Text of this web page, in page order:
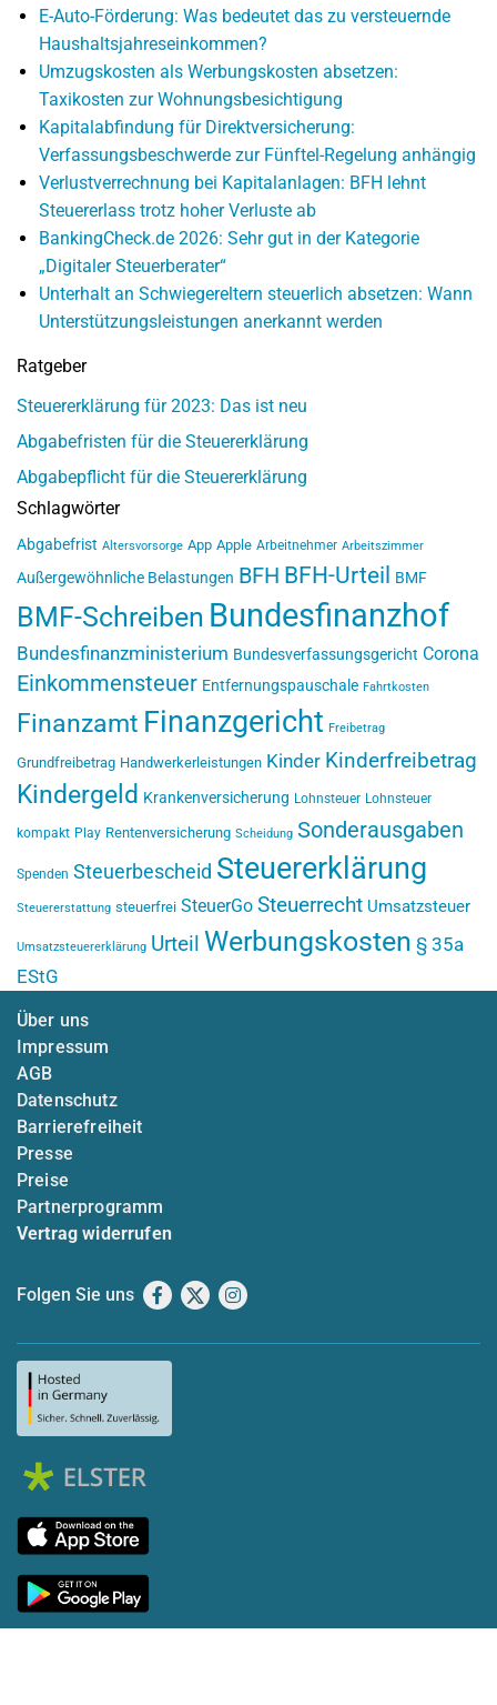
E-Auto-Förderung: Was bedeutet das zu versteuernde
Haushaltsjahreseinkommen?
Umzugskosten als Werbungskosten absetzen:
Taxikosten zur Wohnungsbesichtigung
Kapitalabfindung für Direktversicherung:
Verfassungsbeschwerde zur Fünftel-Regelung anhängig
Verlustverrechnung bei Kapitalanlagen: BFH lehnt
Steuererlass trotz hoher Verluste ab
BankingCheck.de 2026: Sehr gut in der Kategorie
„Digitaler Steuerberater“
Unterhalt an Schwiegereltern steuerlich absetzen: Wann
Unterstützungsleistungen anerkannt werden
Ratgeber
Steuererklärung für 2023: Das ist neu
Abgabefristen für die Steuererklärung
Abgabepflicht für die Steuererklärung
Schlagwörter
Abgabefrist Altersvorsorge App Apple Arbeitnehmer Arbeitszimmer
Außergewöhnliche Belastungen BFH BFH-Urteil BMF
BMF-Schreiben Bundesfinanzhof
Bundesfinanzministerium Bundesverfassungsgericht Corona
Einkommensteuer Entfernungspauschale Fahrtkosten
Finanzamt Finanzgericht Freibetrag
Grundfreibetrag Handwerkerleistungen Kinder Kinderfreibetrag
Kindergeld Krankenversicherung Lohnsteuer Lohnsteuer
kompakt Play Rentenversicherung Scheidung Sonderausgaben
Spenden Steuerbescheid Steuererklärung
Steuererstattung steuerfrei SteuerGo Steuerrecht Umsatzsteuer
Umsatzsteuererklärung Urteil Werbungskosten § 35a
EStG
Über uns
Impressum
AGB
Datenschutz
Barrierefreiheit
Presse
Preise
Partnerprogramm
Vertrag widerrufen
Folgen Sie uns Facebook
X Instagram